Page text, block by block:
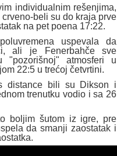
individualnim rešenjima,
beli su do kraja prve
na pet poena 17:22.
uspevala da
ali je Fenerbahče sve
"pozorišnoj" atmosferi u
22:5 u trećoj četvrtini.
distance bili su Dikson i
trenutku vodio i sa 26
boljim šutom iz igre, pre
da smanji zaostatak i